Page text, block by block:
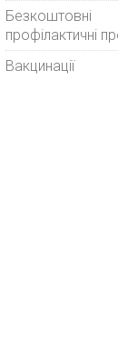
Безкоштовні
профілактичні
Вакцинації